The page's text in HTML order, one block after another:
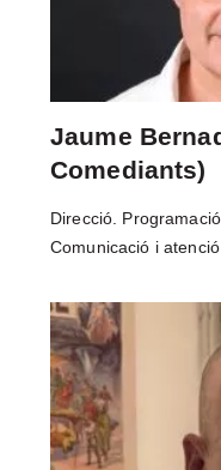
Jaume
Comediants)
Direcció.
Comunicació i